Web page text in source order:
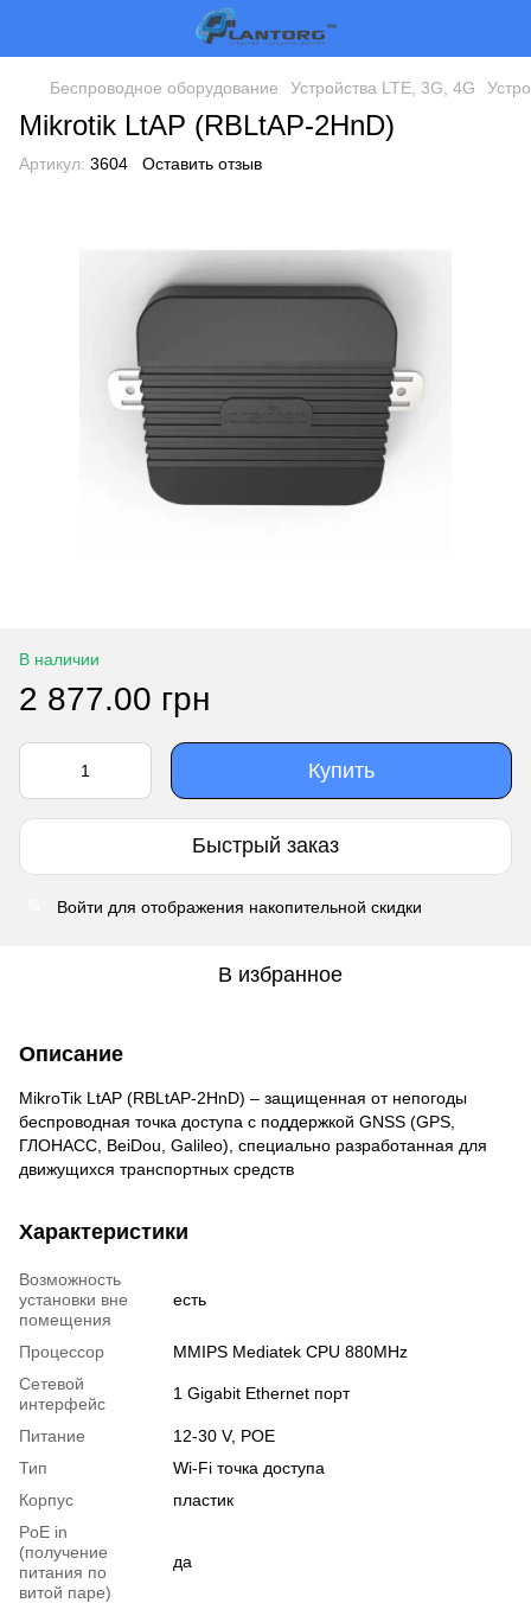
Беспроводное оборудование Устройства LTE, 3G, 4G
Mikrotik LtAP (RBLtAP-2HnD)
Артикул: 3604 Оставить отзыв
В наличии
2 877.00 грн
Купить
Быстрый заказ
Войти для отображения накопительной скидки
В избранное
Описание
MikroTik LtAP (RBLtAP-2HnD) – защищенная от непогоды
беспроводная точка доступа с поддержкой GNSS (GPS,
ГЛОНАСС, BeiDou, Galileo), специально разработанная для
движущихся транспортных средств
Характеристики
Возможность
установки вне
помещения
есть
Процессор
MMIPS Mediatek CPU 880MHz
Сетевой
интерфейс
1 Gigabit Ethernet порт
Питание
12-30 V, POE
Тип
Wi-Fi точка доступа
Корпус
пластик
PoE in
(получение
питания по
витой паре)
да